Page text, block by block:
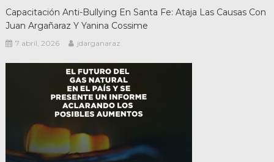
Capacitación Anti-Bullying En Santa Fe: Ataja Las Causas Con
Juan Argañaraz Y Yanina Cossime
7 abril, 2026 jdarganaraz